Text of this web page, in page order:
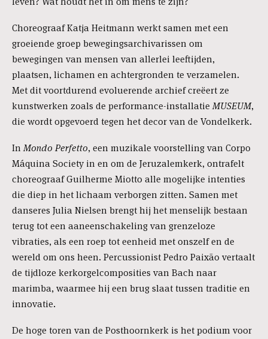
Choreograaf Katja Heitmann werkt samen met een
groeiende groep bewegingsarchivarissen om
bewegingen van mensen van allerlei leeftijden,
plaatsen, lichamen en achtergronden te verzamelen.
Met dit voortdurend evoluerende archief creëert ze
kunstwerken zoals de performance-installatieMUSEUM,
die wordt opgevoerd tegen het decor van de Vondelkerk.
InMondo Perfetto, een muzikale voorstelling van Corpo
Máquina Society in en om de Jeruzalemkerk, ontrafelt
choreograaf Guilherme Miotto alle mogelijke intenties
die diep in het lichaam verborgen zitten. Samen met
danseres Julia Nielsen brengt hij het menselijk bestaan
terug tot een aaneenschakeling van grenzeloze
vibraties, als een roep tot eenheid met onszelf en de
wereld om ons heen. Percussionist Pedro Paixão vertaalt
de tijdloze kerkorgelcomposities van Bach naar
marimba, waarmee hij een brug slaat tussen traditie en
innovatie.
De hoge toren van de Posthoornkerk is het podium voor